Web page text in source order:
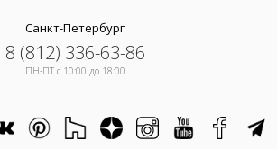
Санкт-Петербург
8 (812) 336-63-86
ПН-ПТ c 10:00 до 18:00